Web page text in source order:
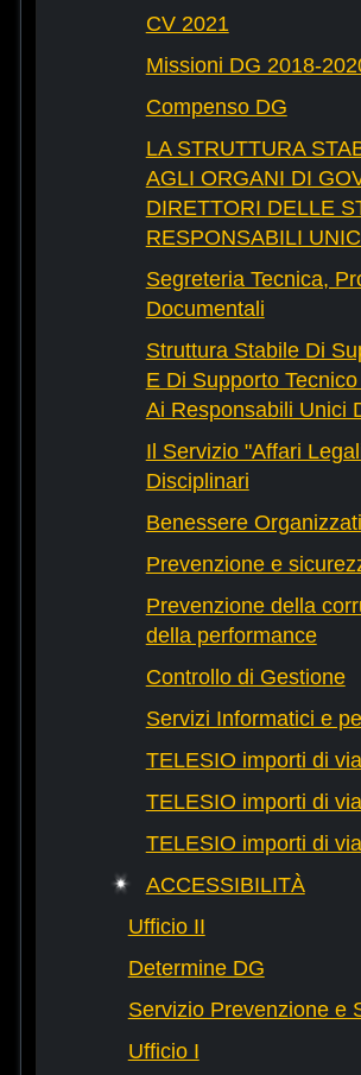
CV 2021
Missioni DG 2018-
Compenso DG
LA STRUTTURA
AGLI ORGANI DI
DIRETTORI DELLE
RESPONSABILI
Segreteria Tecnica,
Documentali
Struttura Stabile Di
E Di Supporto
Ai Responsabili Unici
Il Servizio "Affari
Disciplinari
Benessere
Prevenzione e
Prevenzione della
della performance
Controllo di Gestione
Servizi Informatici e
TELESIO importi di
TELESIO importi di
TELESIO importi di
ACCESSIBILITÀ
Ufficio II
Determine DG
Servizio Prevenzione e
Ufficio I